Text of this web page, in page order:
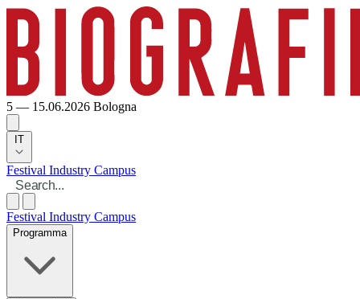
5 — 15.06.2026 Bologna
IT
Festival Industry Campus
Festival Industry Campus
Programma